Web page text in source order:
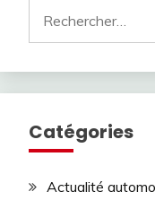
Catégories
Actualité